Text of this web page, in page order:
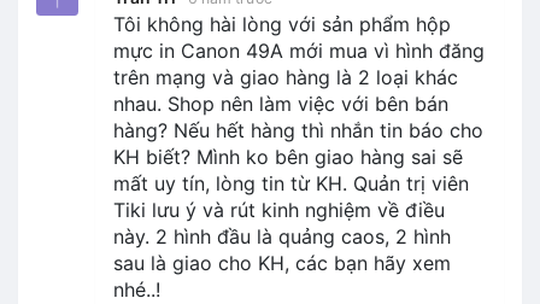
Tôi không hài lòng với sản phẩm hộp
mực in Canon 49A mới mua vì hình đăng
trên mạng và giao hàng là 2 loại khác
nhau. Shop nên làm việc với bên bán
hàng? Nếu hết hàng thì nhắn tin báo cho
KH biết? Mình ko bên giao hàng sai sẽ
mất uy tín, lòng tin từ KH. Quản trị viên
Tiki lưu ý và rút kinh nghiệm về điều
này. 2 hình đầu là quảng caos, 2 hình
sau là giao cho KH, các bạn hãy xem
nhé..!